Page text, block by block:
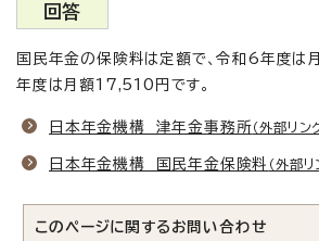
回答
国民年金の保険料は定額で、令和6年度
年度は月額17,510円です。
日本年金機構 津年金事務所（外部リン
日本年金機構 国民年金保険料 （外部リ
このページに関する お問い合わせ